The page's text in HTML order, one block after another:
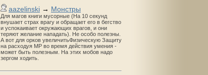
aazelinski → Монстры
Для магов книги мусорные (На 10 секунд
внушает страх врагу и обращает его в бегство
и успокаивает окружающих врагов, и они
теряют желание нападать). Не особо полезны.
А вот для орков увеличитьФизическую Защиту
на расходуя MP во время действия умения -
может быть полезным. На этих мобов надо
зергом ходить.